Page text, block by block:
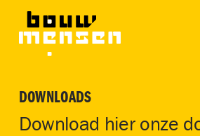
main
DOWNLOADS
Download hier onze